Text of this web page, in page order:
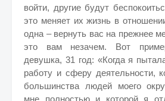
войти, другие будут
это меняет их жизнь в
одна – вернуть вас на прежнее
это вам незачем. Вот
девушка, 31 год: «Когда я
работу и сферу деятельности,
большинства людей моего
мне полностью и которой я